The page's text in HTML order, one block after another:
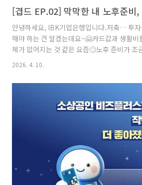
[겹드 EP.02] 막막한 내 노후준비,
안녕하세요, IBK기업은행입니다.저축… 투
해야 하는 건 알겠는데요~🤗카드값과 생활비
체가 없어지는 것 같은 요즘🙄노후 준비가 조
_보러가기노후 준비가 막막했던 이 직장인
IBK 연금EasyIBK기업은행의 연금Easy는연
퇴 설계까지한 번에 확인할 수 있도록 도와주
한 확인만으로도나에게 필요한 연금 준비를
비를 보다 쉽게 시작할 수 있죠!또한 IBK 연
2026. 4. 10.